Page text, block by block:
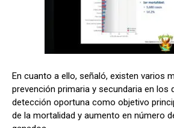
En cuanto a ello, señaló, existen varios
prevención primaria y secundaria en los
detección oportuna como objetivo
de la mortalidad y aumento en número